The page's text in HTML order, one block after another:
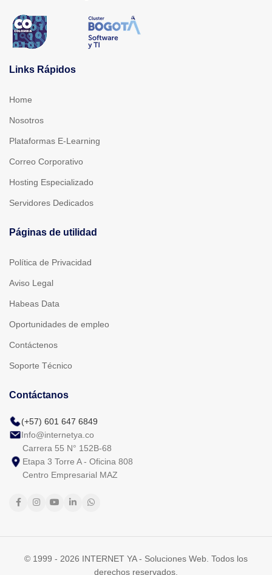
Links Rápidos
Home
Nosotros
Plataformas E-Learning
Correo Corporativo
Hosting Especializado
Servidores Dedicados
Páginas de utilidad
Política de Privacidad
Aviso Legal
Habeas Data
Oportunidades de empleo
Contáctenos
Soporte Técnico
Contáctanos
(+57) 601 647 6849
Info@internetya.co
Carrera 55 N° 152B-68
Etapa 3 Torre A - Oficina 808
Centro Empresarial MAZ
© 1999 - 2026 INTERNET YA - Soluciones Web. Todos los
derechos reservados.